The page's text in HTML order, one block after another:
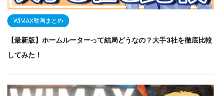
WiMAX動画まとめ
【最新版】ホームルーターって結局どうなの？大手3社を徹底比較
してみた！